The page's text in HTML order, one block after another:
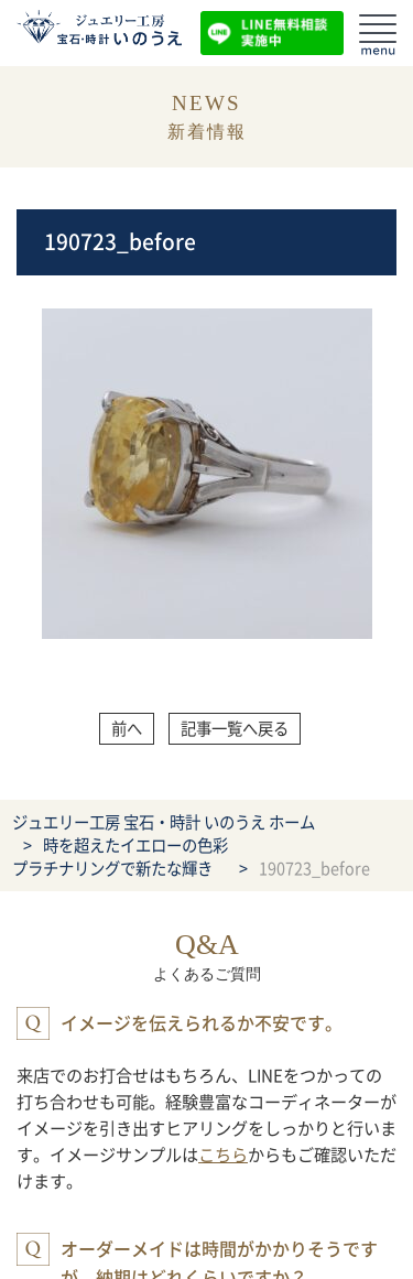
NEWS
新着情報
190723_before
前へ 記事一覧へ戻る
ジュエリー工房 宝石・時計 いのうえ ホーム
時を超えたイエローの色彩
プラチナリングで新たな輝き
190723_before
Q&A
よくあるご質問
イメージを伝えられるか不安です。
来店でのお打合せはもちろん、LINEをつかっての
打ち合わせも可能。経験豊富なコーディネーターが
イメージを引き出すヒアリングをしっかりと行いま
す。イメージサンプルはこちらからもご確認いただ
けます。
オーダーメイドは時間がかかりそうです